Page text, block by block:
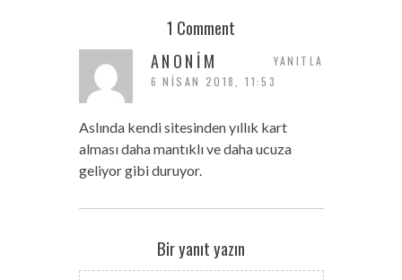
1 Comment
ANONIM
6 NISAN 2018, 11:53
Aslında kendi sitesinden yıllık kart
alması daha mantıklı ve daha ucuza
geliyor gibi duruyor.
YANITLA
Bir yanıt yazın